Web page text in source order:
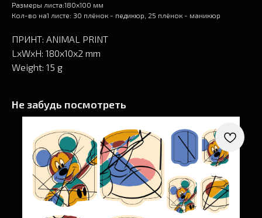
Размеры листа:180х100 мм
Кол-во на1 листе: 30 плёнок - педикюр, 25 плёнок - маникюр
ПРИНТ: ANIMAL PRINT
LxWxH: 180x10x2 mm
Weight: 15 g
Не забудь посмотреть